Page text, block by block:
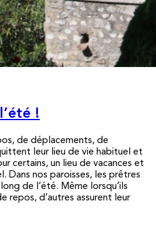
!
de déplacements, de
leur lieu de vie habituel et
certains, un lieu de vacances et
Dans nos paroisses, les prêtres
de l’été. Même lorsqu’ils
repos, d’autres assurent leur